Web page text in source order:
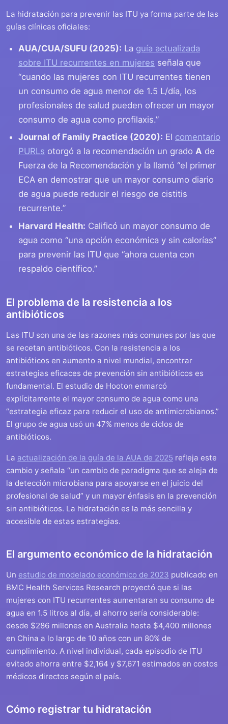
La hidratación para prevenir las ITU ya forma parte de las
guías clínicas oficiales:
AUA/CUA/SUFU (2025): La guía actualizada
sobre ITU recurrentes en mujeres señala que
“cuando las mujeres con ITU recurrentes tienen
un consumo de agua menor de 1.5 L/día, los
profesionales de salud pueden ofrecer un mayor
consumo de agua como profilaxis.”
Journal of Family Practice (2020): El comentario
PURLs otorgó a la recomendación un grado A de
Fuerza de la Recomendación y la llamó “el primer
ECA en demostrar que un mayor consumo diario
de agua puede reducir el riesgo de cistitis
recurrente.”
Harvard Health: Calificó un mayor consumo de
agua como “una opción económica y sin calorías”
para prevenir las ITU que “ahora cuenta con
respaldo científico.”
El problema de la resistencia a los
antibióticos
Las ITU son una de las razones más comunes por las que
se recetan antibióticos. Con la resistencia a los
antibióticos en aumento a nivel mundial, encontrar
estrategias eficaces de prevención sin antibióticos es
fundamental. El estudio de Hooton enmarcó
explícitamente el mayor consumo de agua como una
“estrategia eficaz para reducir el uso de antimicrobianos.”
El grupo de agua usó un 47% menos de ciclos de
antibióticos.
La actualización de la guía de la AUA de 2025 refleja este
cambio y señala “un cambio de paradigma que se aleja de
la detección microbiana para apoyarse en el juicio del
profesional de salud” y un mayor énfasis en la prevención
sin antibióticos. La hidratación es la más sencilla y
accesible de estas estrategias.
El argumento económico de la hidratación
Un estudio de modelado económico de 2023 publicado en
BMC Health Services Research proyectó que si las
mujeres con ITU recurrentes aumentaran su consumo de
agua en 1.5 litros al día, el ahorro sería considerable:
desde $286 millones en Australia hasta $4,400 millones
en China a lo largo de 10 años con un 80% de
cumplimiento. A nivel individual, cada episodio de ITU
evitado ahorra entre $2,164 y $7,671 estimados en costos
médicos directos según el país.
Cómo registrar tu hidratación